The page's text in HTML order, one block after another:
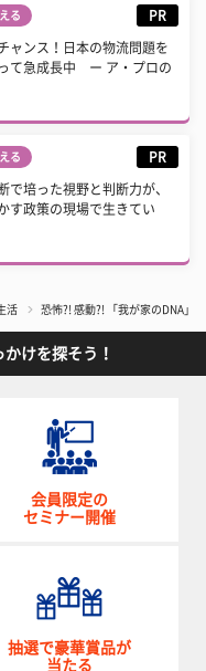
る PR
ャンス！日本の物流問題を
て急成長中 ー ア・プロの
る PR
で培った視野と判断力が、
す政策の現場で生きてい
活 恐怖?! 感動?! 「我が家のDNA」
けを探そう！
会員限定の
セミナー開催
抽選で豪華賞品が
当たる